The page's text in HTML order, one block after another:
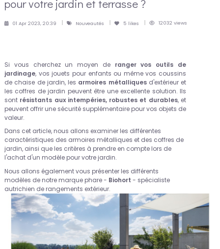
pour votre jardin et terrasse ?
01 Apr 2023, 20:39 Nouveautés 5 likes 12032 views
Si vous cherchez un moyen de ranger vos outils de
jardinage, vos jouets pour enfants ou même vos coussins
de chaise de jardin, les armoires métalliquesd'extérieur et
les coffres de jardin peuvent être une excellente solution. Ils
sont résistants aux intempéries, robustes et durables, et
peuvent offrir une sécurité supplémentaire pour vos objets de
valeur.
Dans cet article, nous allons examiner les différentes
caractéristiques des armoires métalliques et des coffres de
jardin, ainsi que les critères à prendre en compte lors de
l'achat d'un modèle pour votre jardin.
Nous allons également vous présenter les différents
modèles de notre marque phare - Biohort - spécialiste
autrichien de rangements extérieur.